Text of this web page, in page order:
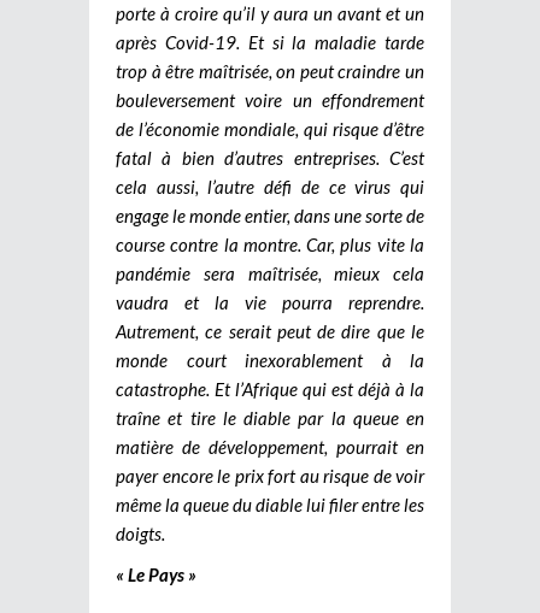
porte à croire qu’il y aura un avant et un
après Covid-19. Et si la maladie tarde
trop à être maîtrisée, on peut craindre un
bouleversement voire un effondrement
de l’économie mondiale, qui risque d’être
fatal à bien d’autres entreprises. C’est
cela aussi, l’autre défi de ce virus qui
engage le monde entier, dans une sorte de
course contre la montre. Car, plus vite la
pandémie sera maîtrisée, mieux cela
vaudra et la vie pourra reprendre.
Autrement, ce serait peut de dire que le
monde court inexorablement à la
catastrophe. Et l’Afrique qui est déjà à la
traîne et tire le diable par la queue en
matière de développement, pourrait en
payer encore le prix fort au risque de voir
même la queue du diable lui filer entre les
doigts.
« Le Pays »